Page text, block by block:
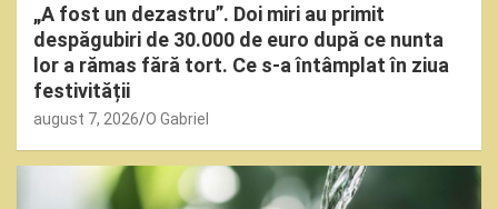
„A fost un dezastru”. Doi miri au primit
despăgubiri de 30.000 de euro după ce nunta
lor a rămas fără tort. Ce s-a întâmplat în ziua
festivității
august 7, 2026 O Gabriel